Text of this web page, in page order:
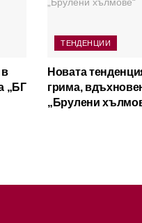
в
„БГ
ТЕНДЕНЦИИ
Новата
грима,
„Брулени